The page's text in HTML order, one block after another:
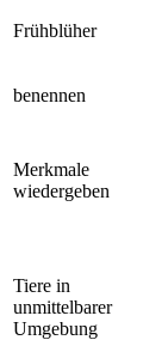
Frühblüher
benennen
Merkmale
wiedergeben
Tiere in
unmittelbarer
Umgebung